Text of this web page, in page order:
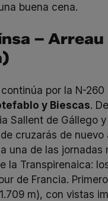
buena cena.
– Arreau
por la N-260
y Biescas.
Sallent de Gállego y
cruzarás de nuevo
una de las jornadas
la Transpirenaica:
de Francia.
m), con vistas